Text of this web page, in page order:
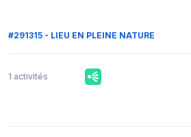
#291315 - LIEU EN PLEINE NATURE
1 activités